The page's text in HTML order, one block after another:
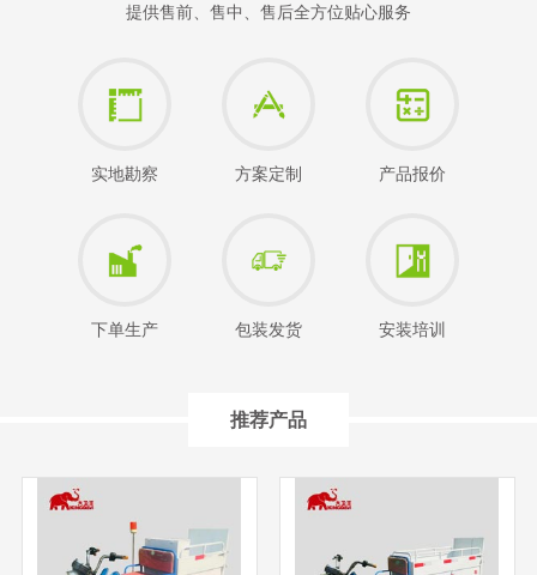
提供售前、售中、售后全方位贴心服务
实地勘察 方案定制 产品报价
下单生产 包装发货 安装培训
推荐产品